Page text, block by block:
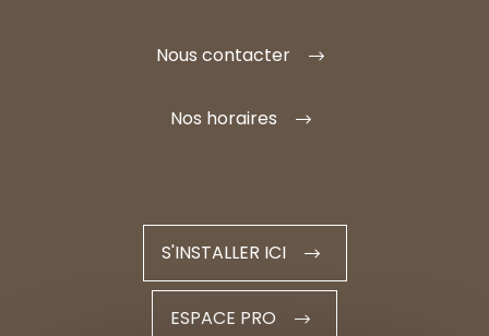
Nous contacter
Nos horaires
S'INSTALLER ICI
ESPACE PRO